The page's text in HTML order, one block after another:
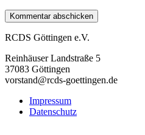
RCDS Göttingen e.V.
Reinhäuser Landstraße 5
37083 Göttingen
vorstand@rcds-goettingen.de
Impressum
Datenschutz